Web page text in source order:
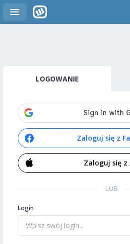
LOGOWANIE
Zaloguj się z
Zaloguj się z
LUB
Login